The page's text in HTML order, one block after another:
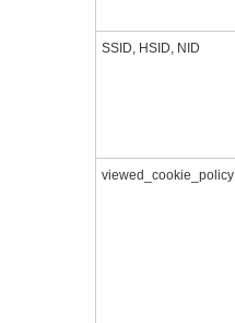
SSID, HSID, NID
viewed_cookie_policy